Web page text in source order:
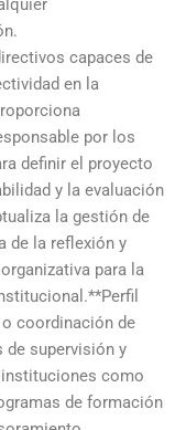
capaces de
en la
por los
definir el proyecto
y la evaluación
la gestión de
de la reflexión y
para la
coordinación de
de supervisión y
como
de formación